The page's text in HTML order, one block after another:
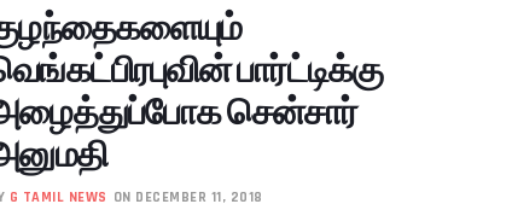
பார்ட்டிக்கு
சென்சார்
G TAMIL NEWS ON DECEMBER 11, 2018